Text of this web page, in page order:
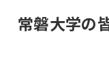
常磐大学の